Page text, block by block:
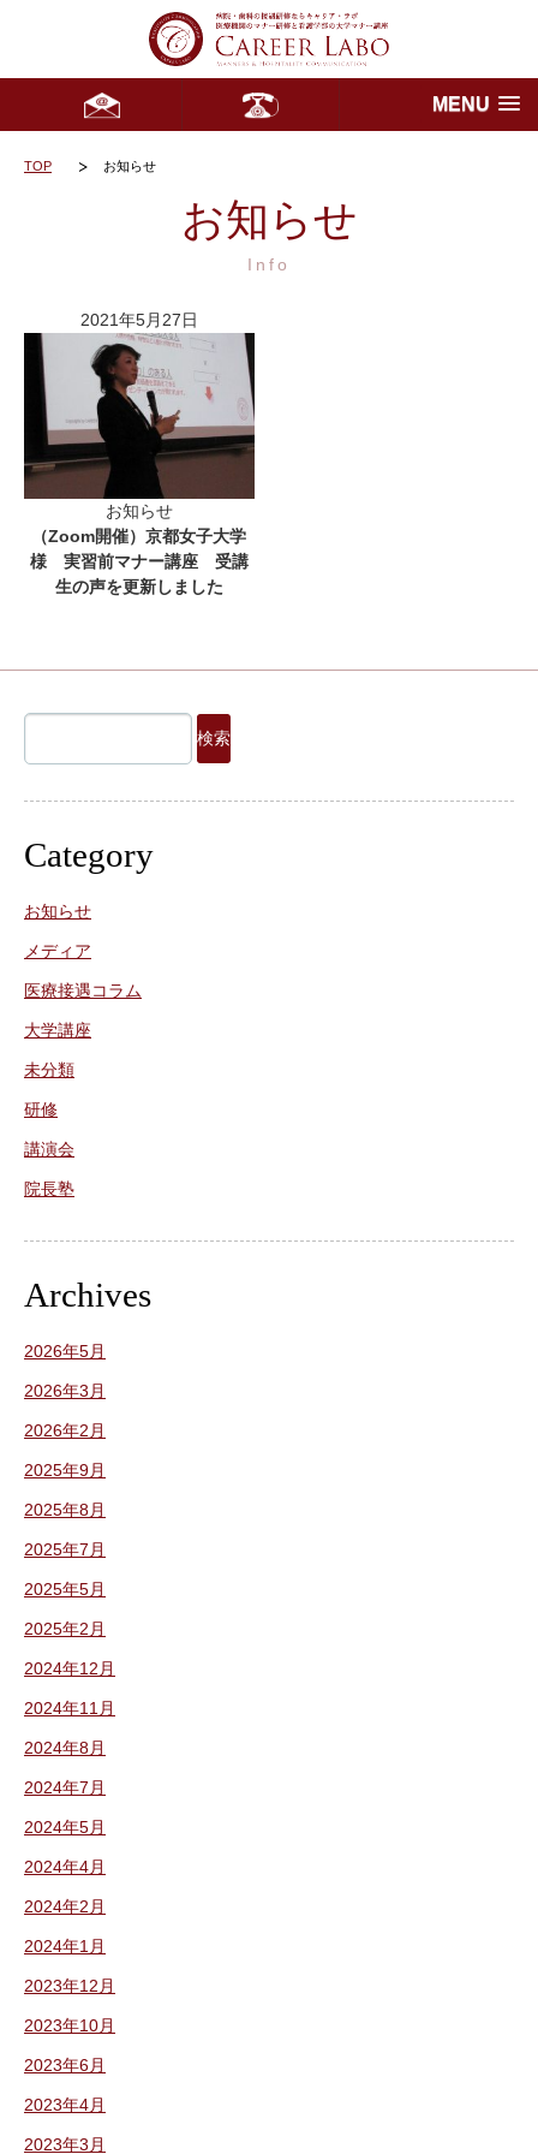
MENU
TOP お知らせ
お知らせ
Info
2021年5月27日
お知らせ
（Zoom開催）京都女子大学
様 実習前マナー講座 受講
生の声を更新しました
索:
Category
お知らせ
メディア
医療接遇コラム
大学講座
未分類
研修
講演会
院長塾
Archives
2026年5月
2026年3月
2026年2月
2025年9月
2025年8月
2025年7月
2025年5月
2025年2月
2024年12月
2024年11月
2024年8月
2024年7月
2024年5月
2024年4月
2024年2月
2024年1月
2023年12月
2023年10月
2023年6月
2023年4月
2023年3月